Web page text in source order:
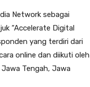
Network sebagai
“Accelerate Digital
yang terdiri dari
online dan diikuti oleh
Tengah, Jawa